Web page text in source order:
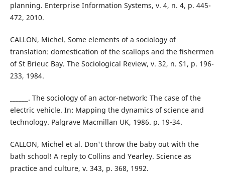
planning. Enterprise Information Systems, v. 4, n. 4, p. 445-
472, 2010.
CALLON, Michel. Some elements of a sociology of
translation: domestication of the scallops and the fishermen
of St Brieuc Bay. The Sociological Review, v. 32, n. S1, p. 196-
233, 1984.
______. The sociology of an actor-network: The case of the
electric vehicle. In: Mapping the dynamics of science and
technology. Palgrave Macmillan UK, 1986. p. 19-34.
CALLON, Michel et al. Don't throw the baby out with the
bath school! A reply to Collins and Yearley. Science as
practice and culture, v. 343, p. 368, 1992.